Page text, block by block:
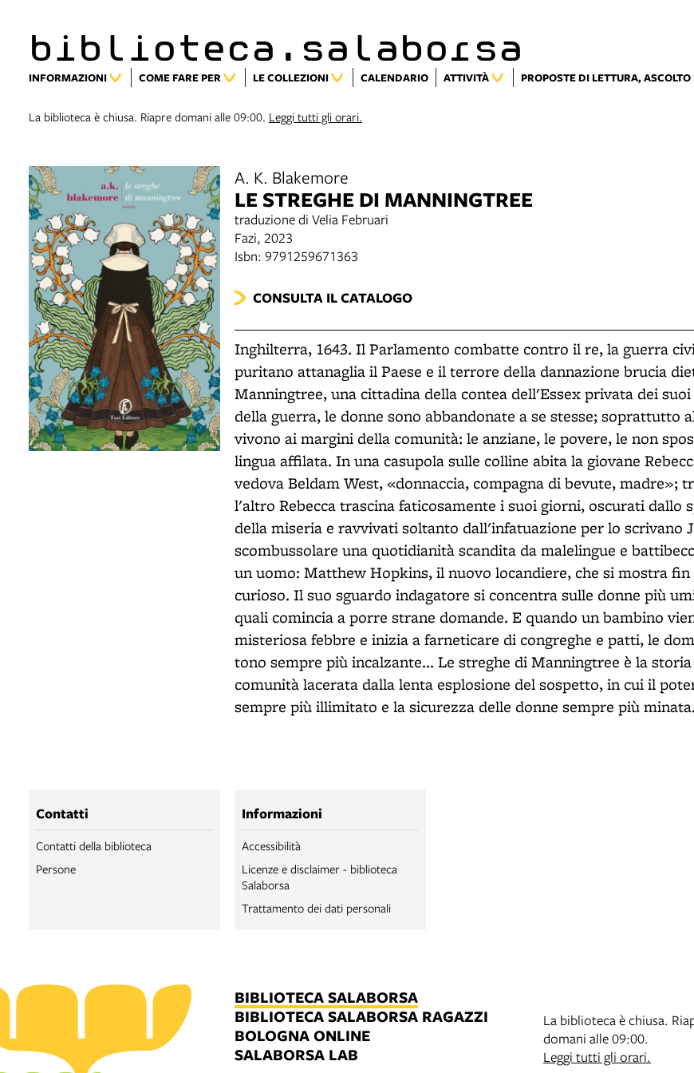
biblioteca.salaborsa
INFORMAZIONI COME FARE PER LE COLLEZIONI CALENDARIO ATTIVITÀ PROPOSTE DI LETTURA,
La biblioteca è chiusa. Riapre domani alle 09:00. Leggi tutti gli orari.
A. K. Blakemore
LE STREGHE DI MANNINGTREE
traduzione di Velia Februari
Fazi, 2023
Isbn: 9791259671363
CONSULTA IL CATALOGO
Inghilterra, 1643. Il Parlamento combatte contro il re, la guerra
puritano attanaglia il Paese e il terrore della dannazione brucia
Manningtree, una cittadina della contea dell'Essex privata dei
della guerra, le donne sono abbandonate a se stesse; soprattutto
vivono ai margini della comunità: le anziane, le povere, le non
lingua affilata. In una casupola sulle colline abita la giovane
vedova Beldam West, «donnaccia, compagna di bevute, madre»;
l'altro Rebecca trascina faticosamente i suoi giorni, oscurati dallo
della miseria e ravvivati soltanto dall'infatuazione per lo scrivano
scombussolare una quotidianità scandita da malelingue e
un uomo: Matthew Hopkins, il nuovo locandiere, che si mostra
curioso. Il suo sguardo indagatore si concentra sulle donne più
quali comincia a porre strane domande. E quando un bambino
misteriosa febbre e inizia a farneticare di congreghe e patti, le
tono sempre più incalzante... Le streghe di Manningtree è la
comunità lacerata dalla lenta esplosione del sospetto, in cui il
sempre più illimitato e la sicurezza delle donne sempre più minata.
Contatti
Contatti della biblioteca
Persone
Informazioni
Accessibilità
Licenze e disclaimer - biblioteca
Salaborsa
Trattamento dei dati personali
BIBLIOTECA SALABORSA
BIBLIOTECA SALABORSA RAGAZZI
BOLOGNA ONLINE
SALABORSA LAB
La biblioteca è chiusa.
domani alle 09:00.
Leggi tutti gli orari.